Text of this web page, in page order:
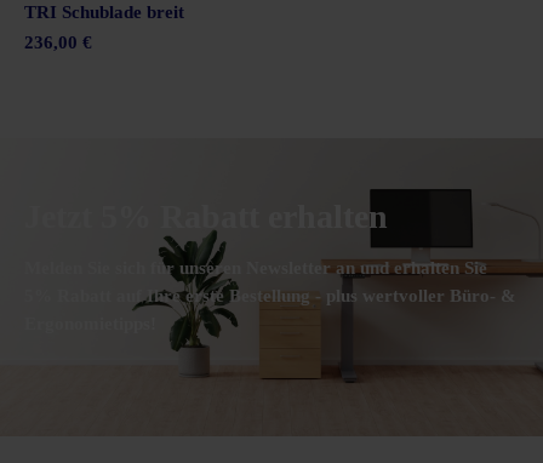
TRI Schublade breit
236,00 €
Jetzt 5% Rabatt erhalten
Melden Sie sich für unseren Newsletter an und erhalten Sie
5% Rabatt auf Ihre erste Bestellung - plus wertvoller Büro- &